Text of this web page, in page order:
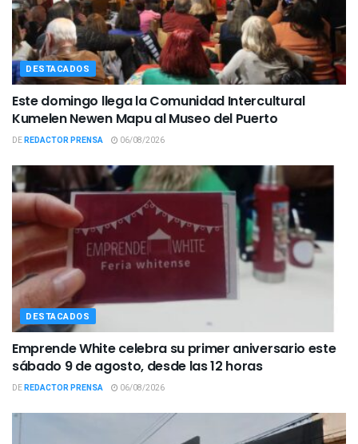
DESTACADOS
Este domingo llega la Comunidad Intercultural
Kumelen Newen Mapu al Museo del Puerto
DEREDACTOR PRENSA 06/08/2026
DESTACADOS
Emprende White celebra su primer aniversario este
sábado 9 de agosto, desde las 12 horas
DEREDACTOR PRENSA 06/08/2026